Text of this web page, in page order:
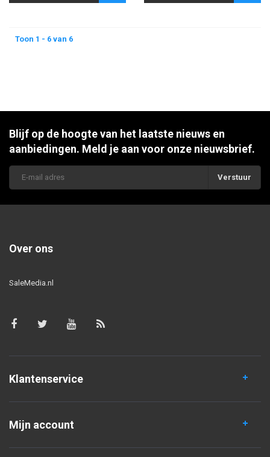
Toon 1 - 6 van 6
Blijf op de hoogte van het laatste nieuws en
aanbiedingen. Meld je aan voor onze nieuwsbrief.
Verstuur
Over ons
SaleMedia.nl
Klantenservice
Mijn account